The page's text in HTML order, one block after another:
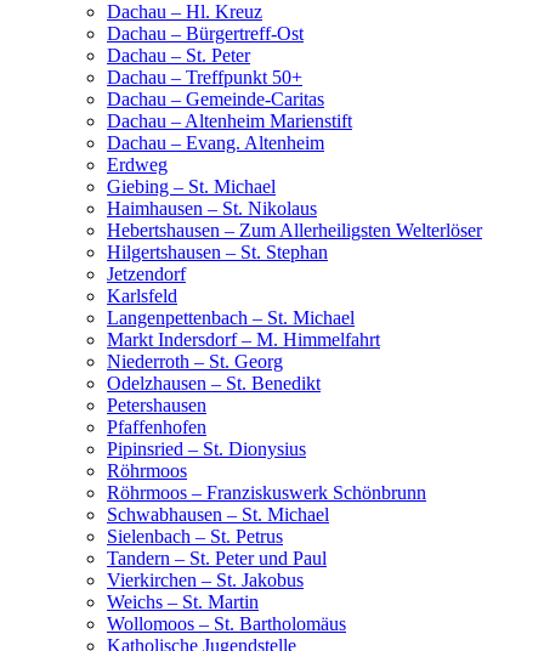
Dachau – Hl. Kreuz
Dachau – Bürgertreff-Ost
Dachau – St. Peter
Dachau – Treffpunkt 50+
Dachau – Gemeinde-Caritas
Dachau – Altenheim Marienstift
Dachau – Evang. Altenheim
Erdweg
Giebing – St. Michael
Haimhausen – St. Nikolaus
Hebertshausen – Zum Allerheiligsten Welterlöser
Hilgertshausen – St. Stephan
Jetzendorf
Karlsfeld
Langenpettenbach – St. Michael
Markt Indersdorf – M. Himmelfahrt
Niederroth – St. Georg
Odelzhausen – St. Benedikt
Petershausen
Pfaffenhofen
Pipinsried – St. Dionysius
Röhrmoos
Röhrmoos – Franziskuswerk Schönbrunn
Schwabhausen – St. Michael
Sielenbach – St. Petrus
Tandern – St. Peter und Paul
Vierkirchen – St. Jakobus
Weichs – St. Martin
Wollomoos – St. Bartholomäus
Katholische Jugendstelle